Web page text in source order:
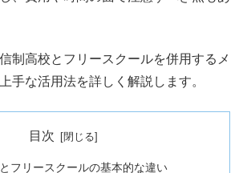
制高校とフリースクールを併用するメ
手な活用法を詳しく解説します。
目次
フリースクールの基本的な違い